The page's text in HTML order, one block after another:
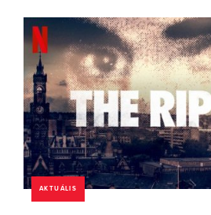
AKTUÁLIS